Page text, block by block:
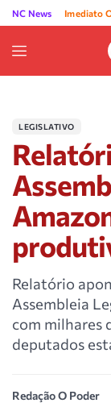
NC News Imediato
LEGISLATIVO
Relatório
Assembleia
com milhares
deputados
Redação O Poder